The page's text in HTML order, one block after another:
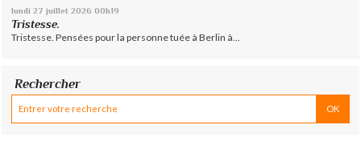
lundi 27 juillet 2026 00h19
Tristesse.
Tristesse. Pensées pour la personne tuée à Berlin à...
Rechercher